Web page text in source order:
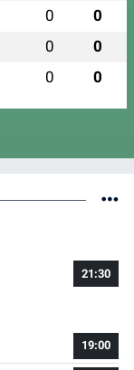
0 0
0 0
0 0
21:30
19:00